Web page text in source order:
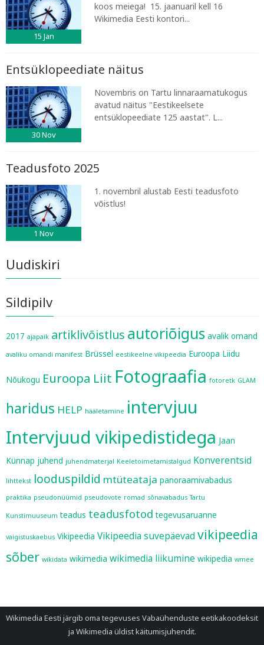
15 Jan
koos meiega! 15. jaanuaril kell 16
Wikimedia Eesti kontori...
Entsüklopeediate näitus
30Nov
Novembris on Tartu linnaraamatukogus
avatud näitus "Eestikeelsete
entsüklopeediate 125 aastat". L...
Teadusfoto 2025
1 Nov
1. novembril alustab Eesti teadusfoto
võistlus!
Uudiskiri
Sildipilv
2017 ajapaik artiklivõistlus autoriõigus avalik omand
avaliku omandi manifest Brüssel eestikeelne vikipeedia Euroopa Liidu
Nõukogu Euroopa Liit Fotograafia fotoretk GLAM
haridus HELP hääletamine intervjuu
Intervjuud vikipedistidega Jaan
Künnap juhend juhendmaterjal Keeletoimetamistalgud Konverentsid
lihttekst looduspildid mtüteataja panoraamivabadus
praktika pseudonüümid pseudovote romad sõnavabadus Tartu
Kunstimuuseum teadus teadusfotod tegevusaruanne
vaigistuskaebus Vikipeedia Vikipeedia suvepäevadvikipeedia
sõber wikidata wikimedia wikimedia liikumine wikipedia wmee
Wikimedia Eesti järgib oma tegevuses Vabaühenduste eetikakoodeksit
ja Wikimedia üldist käitumisjuhendit.